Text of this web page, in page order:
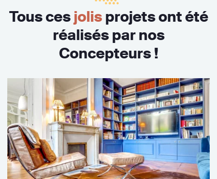
Tous cesjolisprojets ont été
réalisés par nos
Concepteurs !